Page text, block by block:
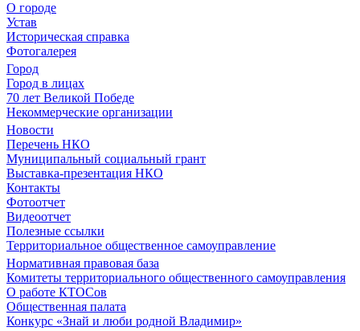
О городе
Устав
Историческая справка
Фотогалерея
Город
Город в лицах
70 лет Великой Победе
Некоммерческие организации
Новости
Перечень НКО
Муниципальный социальный грант
Выставка-презентация НКО
Контакты
Фотоотчет
Видеоотчет
Полезные ссылки
Территориальное общественное самоуправление
Нормативная правовая база
Комитеты территориального общественного самоуправления
О работе КТОСов
Общественная палата
Конкурс «Знай и люби родной Владимир»